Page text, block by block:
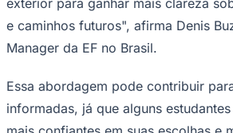
interesse por experiências
de longa duração entre
procura por programas no
vão além de cursos de